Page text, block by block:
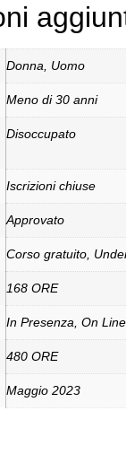
Donna, Uomo
Meno di 30 anni
Disoccupato
Iscrizioni chiuse
Approvato
Corso gratuito,
168 ORE
In Presenza, On Line
480 ORE
Maggio 2023